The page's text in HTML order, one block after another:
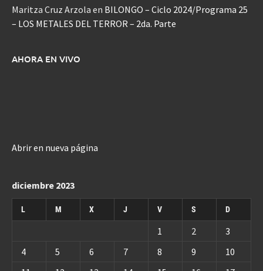
Maritza Cruz Arzola en BILONGO – Ciclo 2024/Programa 25
– LOS METALES DEL TERROR – 2da. Parte
AHORA EN VIVO
Abrir en nueva página
diciembre 2023
L M X J V S D
1 2
3
4
5 6 7 8 9
10